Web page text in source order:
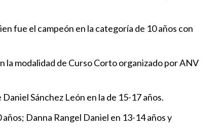
a los atletas que no
el pago de becas a los
acuerdo con la resolución de
fue el campeón en la categoría de 10 años con
modalidad de Curso Corto organizado por ANV
Sánchez León en la de 15-17 años.
Danna Rangel Daniel en 13-14 años y